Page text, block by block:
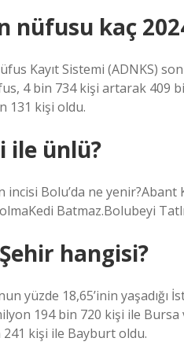
nüfusu kaç
Kayıt Sistemi (ADNKS)
4 bin 734 kişi artarak 409
131 kişi oldu.
ile ünlü?
incisi Bolu’da ne
Batmaz.Bolubeyi
hangisi?
yüzde 18,65’inin yaşadığı
194 bin 720 kişi ile
kişi ile Bayburt oldu.